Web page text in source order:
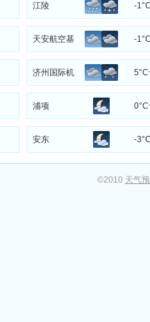
江陵 -
天安航空基 -
济州国际机
浦项
安东 -
©2010 天气